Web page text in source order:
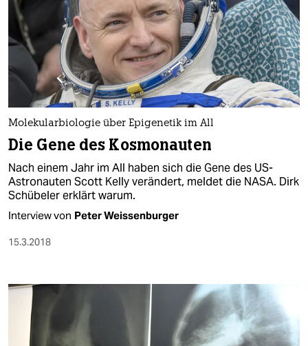
Molekularbiologie über Epigenetik im All
Die Gene des Kosmonauten
Nach einem Jahr im All haben sich die Gene des US-
Astronauten Scott Kelly verändert, meldet die NASA. Dirk
Schübeler erklärt warum.
Interview von Peter Weissenburger
15.3.2018